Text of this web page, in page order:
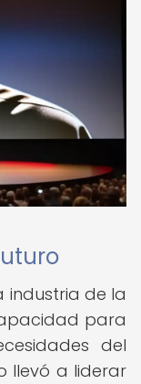
industria de la
para
del
llevó a liderar